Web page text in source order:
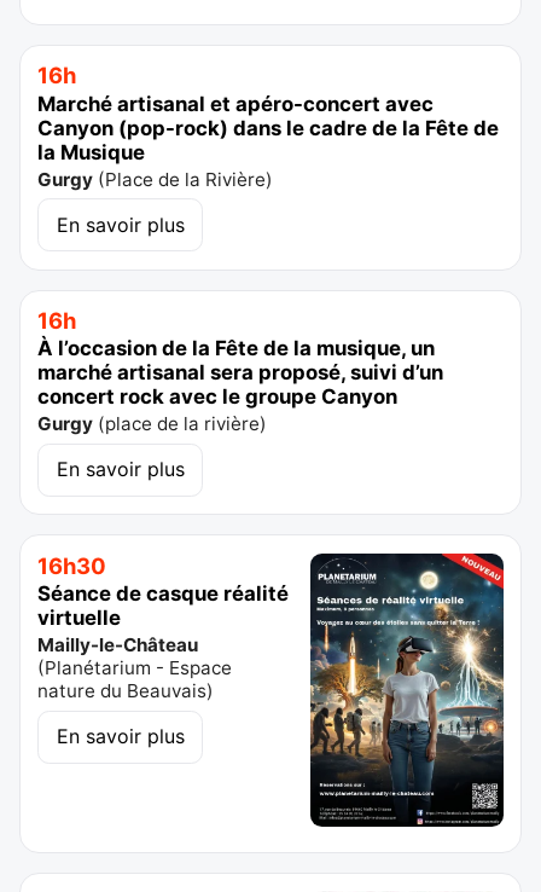
16h
Marché artisanal et apéro-concert avec
Canyon (pop-rock) dans le cadre de la Fête de
la Musique
Gurgy (Place de la Rivière)
En savoir plus
16h
À l’occasion de la Fête de la musique, un
marché artisanal sera proposé, suivi d’un
concert rock avec le groupe Canyon
Gurgy (place de la rivière)
En savoir plus
16h30
Séance de casque réalité
virtuelle
Mailly-le-Château
(Planétarium - Espace
nature du Beauvais)
En savoir plus